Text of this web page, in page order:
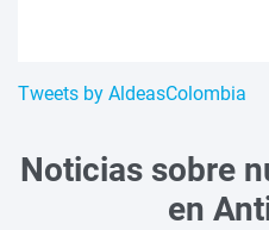
Tweets by AldeasColombia
Noticias sobre
en